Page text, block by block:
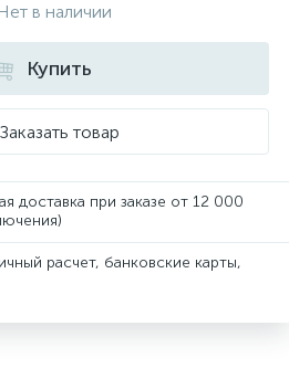
в наличии
Купить
Заказать товар
доставка при заказе от 12 000
расчет, банковские карты,